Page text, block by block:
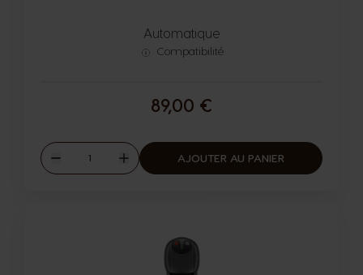
Automatique
Compatibilité
89,00 €
Diminuer
Quantité
Augmenter
AJOUTER AU PANIER